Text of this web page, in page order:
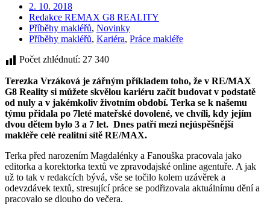
2. 10. 2018
Redakce REMAX G8 REALITY
Příběhy makléřů, Novinky
Příběhy makléřů, Kariéra, Práce makléře
Počet zhlédnutí: 27 340
Terezka Vrzáková je zářným příkladem toho, že v RE/MAX
G8 Reality si můžete skvělou kariéru začít budovat v podstatě
od nuly a v jakémkoliv životním období. Terka se k našemu
týmu přidala po 7leté mateřské dovolené, ve chvíli, kdy jejím
dvou dětem bylo 3 a 7 let. Dnes patří mezi nejúspěšnější
makléře celé realitní sítě RE/MAX.
Terka před narozením Magdalénky a Fanouška pracovala jako
editorka a korektorka textů ve zpravodajské online agentuře. A jak
už to tak v redakcích bývá, vše se točilo kolem uzávěrek a
odevzdávek textů, stresující práce se podřizovala aktuálnímu dění a
pracovalo se dlouho do večera.